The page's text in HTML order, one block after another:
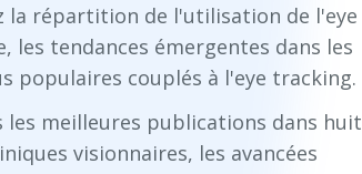
la répartition de l'utilisation de l'eye
les tendances émergentes dans les
populaires couplés à l'eye tracking.
les meilleures publications dans huit
visionnaires, les avancées